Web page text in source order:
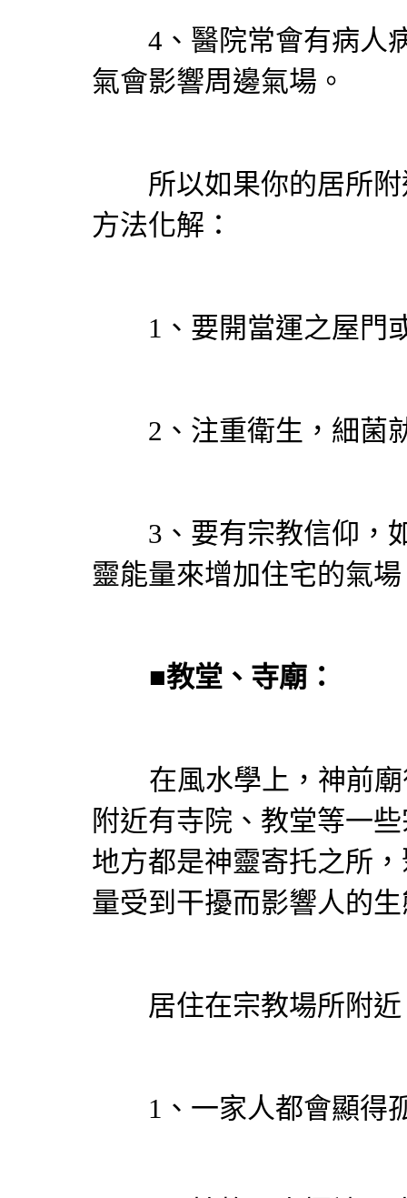
4、醫院常會有病人病
氣會影響周邊氣場。
所以如果你的居所附
方法化解：
1、要開當運之屋門
2、注重衛生，細菌
3、要有宗教信仰，如
靈能量來增加住宅的氣
■教堂、寺廟：
在風水學上，神前廟
附近有寺院、教堂等一
地方都是神靈寄托之所
量受到干擾而影響人的
居住在宗教場所附近
1、一家人都會顯得